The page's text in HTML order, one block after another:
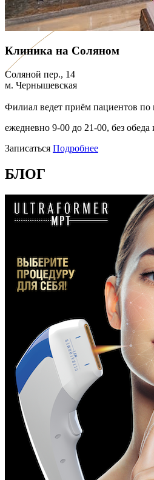
Клиника на Соляном
Соляной пер., 14
м. Чернышевская
Филиал ведет приём пациентов по
ежедневно 9-00 до 21-00, без
Записаться Подробнее
БЛОГ